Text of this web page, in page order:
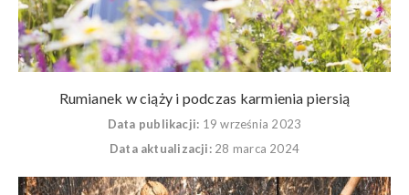
Rumianek w ciąży i podczas karmienia piersią
Data publikacji: 19 września 2023
Data aktualizacji: 28 marca 2024